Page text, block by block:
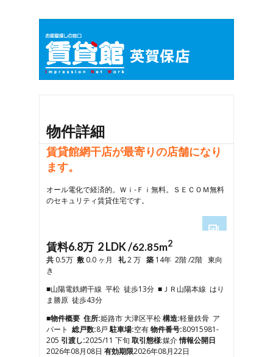
物件詳細
賃貸館網干店が最寄りの店舗になり
ます。
オール電化で経済的。Ｗｉ-Ｆｉ無料。ＳＥＣＯＭ無料
のセキュリティ賃貸住宅です。
2
3
5
7
8
9
10
賃料6.8万 2 LDK /62.85m2
共 0.5万 敷 0.0 ヶ月 礼2 万 築 14年 2階 /2階 東向
き
■山陽電鉄網干線 平松 徒歩13分 ■ＪＲ山陽本線 はり
ま勝原 徒歩43分
■物件概要 住所:姫路市 大津区平松構造:軽量鉄骨 ア
パート 総戸数:8戸駐車場:空有物件番号:80915981-
205 引渡し:2025/11 下旬 取引態様:媒介情報公開日
2026年08月08日 有効期限2026年08月22日